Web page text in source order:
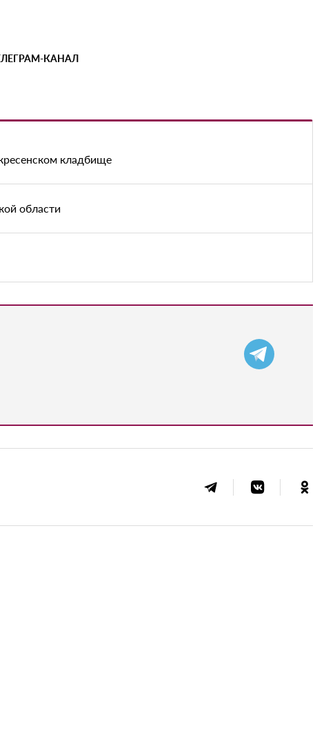
КАНАЛ
кладбище
области